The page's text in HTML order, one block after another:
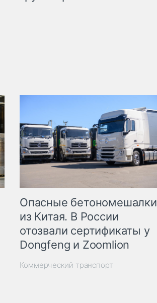
Опасные бетономешалки
из Китая. В России
отозвали сертификаты у
Dongfeng и Zoomlion
Коммерческий транспорт